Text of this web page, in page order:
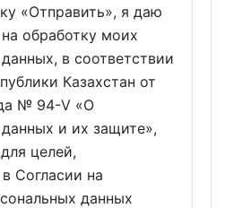
«Отправить», я даю
обработку моих
в соответствии
Казахстан от
№ 94-V «О
и их защите»,
целей,
Согласии на
данных